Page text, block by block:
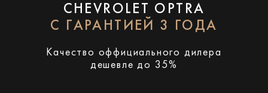
CHEVROLET OPTRA
С ГАРАНТИЕЙ 3 ГОДА
Качество оффициального дилера
дешевле до 35%